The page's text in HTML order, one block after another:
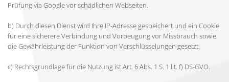
Prüfung via Google vor schädlichen Webseiten.
b) Durch diesen Dienst wird Ihre IP-Adresse gespeichert und ein Cookie
für eine sicherere Verbindung und Vorbeugung vor Missbrauch sowie
die Gewährleistung der Funktion von Verschlüsselungen gesetzt.
c) Rechtsgrundlage für die Nutzung ist Art. 6 Abs. 1 S. 1 lit. f) DS-GVO.